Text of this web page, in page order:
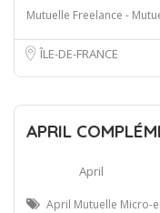
Mutuelle Freelance -
ÎLE-DE-FRANCE
APRIL
April
April Mutuelle Micro-